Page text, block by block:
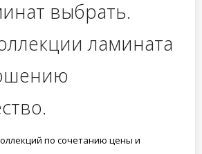
выбрать.
ламината
по сочетанию цены и